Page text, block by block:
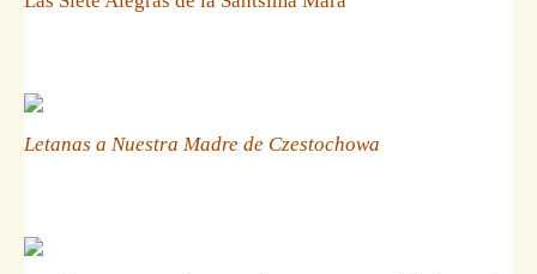
Letanas a Nuestra Madre de Czestochowa